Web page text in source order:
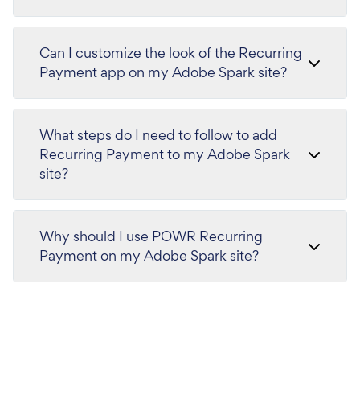
Can I customize the look of the Recurring
Payment app on my Adobe Spark site?
What steps do I need to follow to add
Recurring Payment to my Adobe Spark
site?
Why should I use POWR Recurring
Payment on my Adobe Spark site?